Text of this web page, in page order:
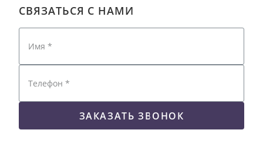
СВЯЗАТЬСЯ С НАМИ
ЗАКАЗАТЬ ЗВОНОК